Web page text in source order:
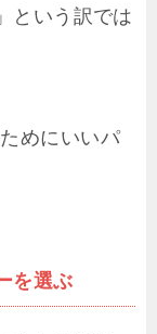
という訳では
めにいいパ
を選ぶ